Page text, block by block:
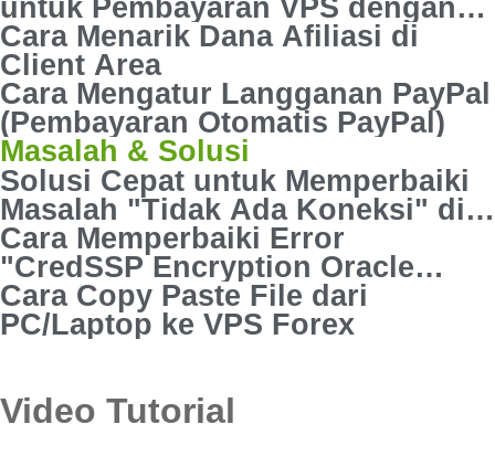
untuk Pembayaran VPS dengan
Mudah
Cara Menarik Dana Afiliasi di
Client Area
Cara Mengatur Langganan PayPal
(Pembayaran Otomatis PayPal)
Masalah & Solusi
Solusi Cepat untuk Memperbaiki
Masalah "Tidak Ada Koneksi" di
MT4
Cara Memperbaiki Error
"CredSSP Encryption Oracle
Remediation" di RDC
Cara Copy Paste File dari
PC/Laptop ke VPS Forex
Video Tutorial